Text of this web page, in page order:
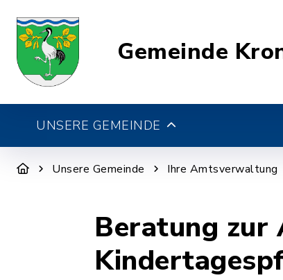
Gemeinde
UNSERE GEMEINDE
Unsere Gemeinde Ihre Amtsverwaltung
Beratung zur